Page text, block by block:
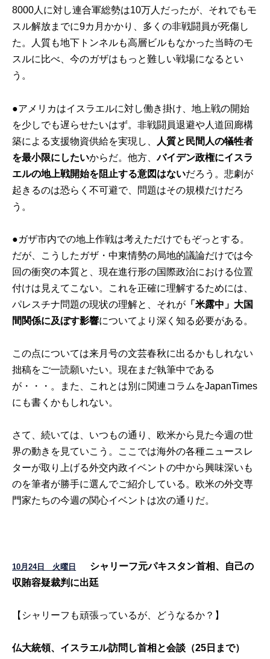
8000人に対し連合軍総勢は10万人だったが、それでもモ
スル解放までに9カ月かかり、多くの非戦闘員が死傷し
た。人質も地下トンネルも高層ビルもなかった当時のモ
スルに比べ、今のガザはもっと難しい戦場になるとい
う。
●アメリカはイスラエルに対し働き掛け、地上戦の開始
を少しでも遅らせたいはず。非戦闘員退避や人道回廊構
築による支援物資供給を実現し、
人質と民間人の犠牲者
を最小限にしたいからだ。他方、バイデン政権にイスラ
エルの地上戦開始を阻止する意図はないだろう。悲劇が
起きるのは恐らく不可避で、問題はその規模だけだろ
う。
●ガザ市内での地上作戦は考えただけでもぞっとする。
だが、こうしたガザ・中東情勢の局地的議論だけでは今
回の衝突の本質と、現在進行形の国際政治における位置
付けは見えてこない。これを正確に理解するためには、
パレスチナ問題の現状の理解と、それが 「米露中」大国
間関係に及ぼす影響についてより深く知る必要がある。
この点については来月号の文芸春秋に出るかもしれない
拙稿をご一読願いたい。現在まだ執筆中である
が・・・。また、これとは別に関連コラムをJapanTimes
にも書くかもしれない。
さて、続いては、いつもの通り、欧米から見た今週の世
界の動きを見ていこう。ここでは海外の各種ニュースレ
ターが取り上げる外交内政イベントの中から興味深いも
のを筆者が勝手に選んでご紹介している。欧米の外交専
門家たちの今週の関心イベントは次の通りだ。
10月24日 火曜日
シャリーフ元パキスタン首相、自己の
収賄容疑裁判に出廷
【シャリーフも頑張っているが、どうなるか？】
仏大統領、イスラエル訪問し首相と会談（25日まで）